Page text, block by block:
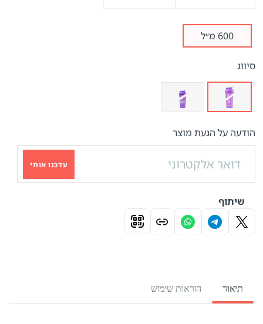
600 מ״ל
סיווג
הודעה על הגעת מוצר
עדכנו אותי
שיתוף
תיאור הוראות שימוש